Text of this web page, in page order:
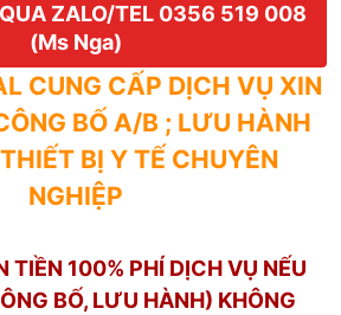
ZALO/TEL 0356 519 008
(Ms Nga)
CUNG CẤP DỊCH VỤ XIN
BỐ A/B ; LƯU HÀNH
BỊ Y TẾ CHUYÊN
NGHIỆP
TIỀN 100% PHÍ DỊCH VỤ NẾU
BỐ, LƯU HÀNH) KHÔNG